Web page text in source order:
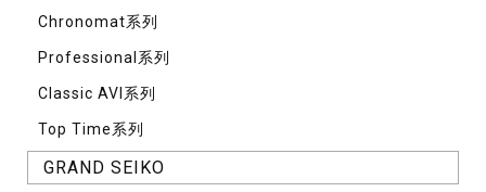
Chronomat系列
Professional系列
Classic AVI系列
Top Time系列
GRAND SEIKO